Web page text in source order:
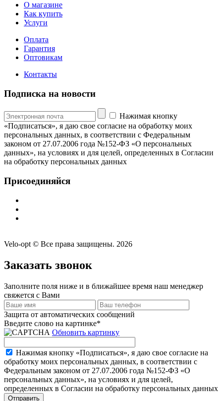
О магазине
Как купить
Услуги
Оплата
Гарантия
Оптовикам
Контакты
Подписка на новости
Нажимая кнопку
«Подписаться», я даю свое согласие на обработку моих
персональных данных, в соответствии с Федеральным
законом от 27.07.2006 года №152-ФЗ «О персональных
данных», на условиях и для целей, определенных в Согласии
на обработку персональных данных
Присоединяйся
Velo-opt © Все права защищены. 2026
Заказать звонок
Заполните поля ниже и в ближайшее время наш менеджер
свяжется с Вами
Защита от автоматических сообщений
Введите слово на картинке*
Обновить картинку
Нажимая кнопку «Подписаться», я даю свое согласие на
обработку моих персональных данных, в соответствии с
Федеральным законом от 27.07.2006 года №152-ФЗ «О
персональных данных», на условиях и для целей,
определенных в Согласии на обработку персональных данных